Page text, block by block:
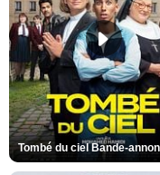
Tombé du ciel Bande-